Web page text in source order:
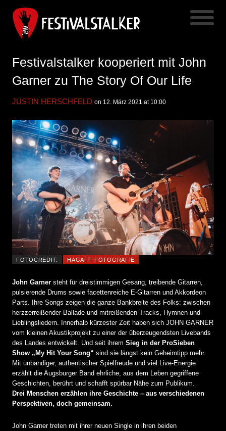
Festivalstalker kooperiert mit John
Garner zu The Story Of Our Life
JUSTIN HERSCHFELD on 12. März 2021 at 10:00
FOTOCREDIT: HAGAFF-FOTOGRAFIE
John Garner steht für dreistimmigen Gesang, treibende Gitarren,
pulsierende Drums sowie facettenreiche E-Gitarren und Akkordeon
Parts. Ihre Songs zeigen die ganze Bankbreite des Folks: zwischen
herzzerreißender Ballade und mitreißenden Tracks, Hymnen und
Lieblingsliedern. Innerhalb kürzester Zeit haben sich JOHN GARNER
vom kleinen Akustikprojekt zu einer der überzeugendsten Livebands
des Landes entwickelt. Und seit ihrem Sieg in der ProSieben
Show „My Hit Your Song“ sind sie längst kein Geheimtipp mehr.
Mit unbändiger, authentischer Spielfreude und viel Live-Energie
erzählt die Augsburger Band ehrliche, aus dem Leben gegriffene
Geschichten, berührt und schafft spürbar Nähe zum Publikum.
Drei Menschen erzählen ihre Geschichte – aus verschiedenen
Perspektiven, doch gemeinsam.
John Garner treten mit ihrer neuen Single in ihren beiden